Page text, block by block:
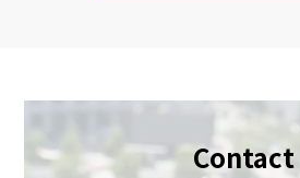
Contact